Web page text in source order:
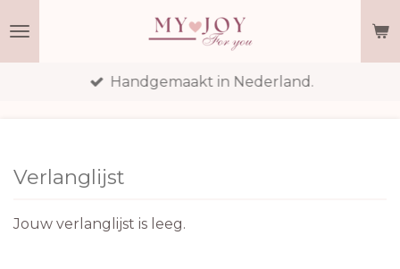
Handgemaakt in Nederland.
Verlanglijst
Jouw verlanglijst is leeg.